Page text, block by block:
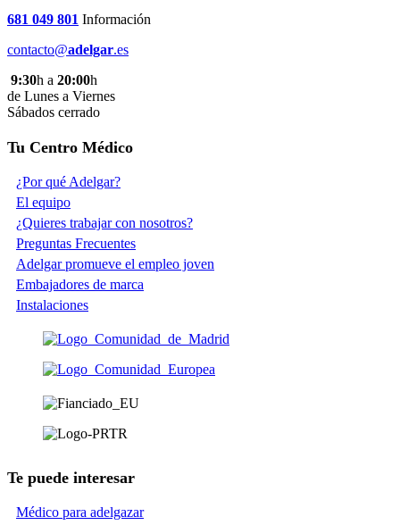
681 049 801 Información
contacto@adelgar.es
9:30h a 20:00h
de Lunes a Viernes
Sábados cerrado
Tu Centro Médico
¿Por qué Adelgar?
El equipo
¿Quieres trabajar con nosotros?
Preguntas Frecuentes
Adelgar promueve el empleo joven
Embajadores de marca
Instalaciones
Te puede interesar
Médico para adelgazar